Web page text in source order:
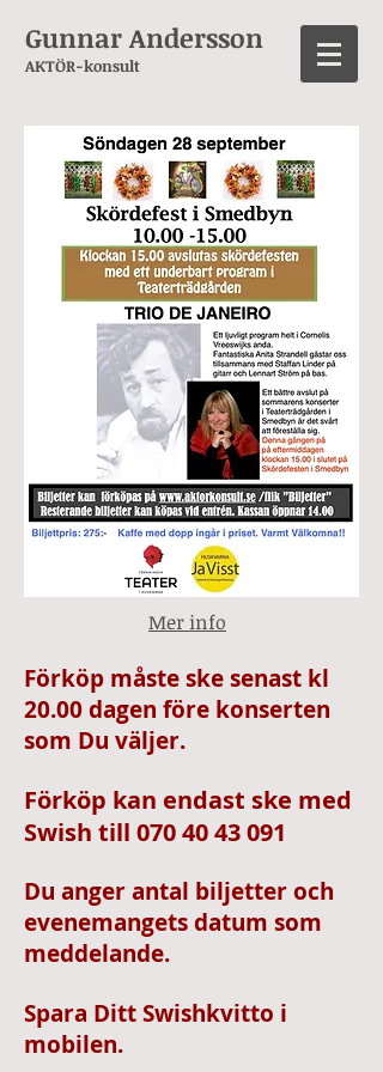
Gunnar Andersson
AKTÖR-konsult
Mer info
Förköp måste ske senast kl
20.00dagen före konserten
som Du väljer.
Förköp kan endast ske med
Swish till 070 40 43 091
Du anger antal biljetter och
evenemangets datum som
meddelande.
Spara Ditt Swishkvitto i
mobilen.